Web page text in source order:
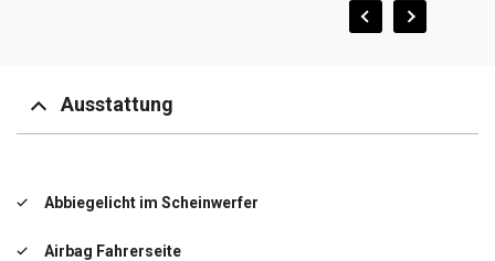
Ausstattung
Abbiegelicht im Scheinwerfer
Airbag Fahrerseite